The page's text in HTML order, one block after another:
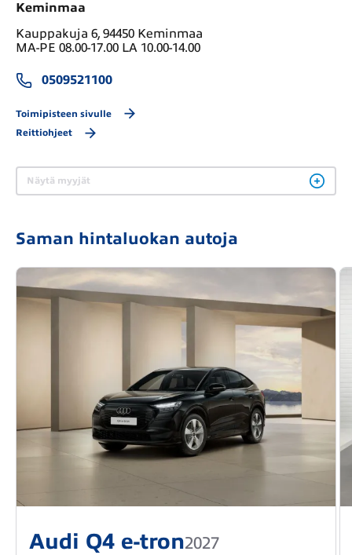
Keminmaa
Kauppakuja 6, 94450 Keminmaa
MA-PE 08.00-17.00 LA 10.00-14.00
0509521100
Toimipisteen sivulle
Reittiohjeet
Näytä myyjät
Saman hintaluokan autoja
Audi Q4 e-tron2027